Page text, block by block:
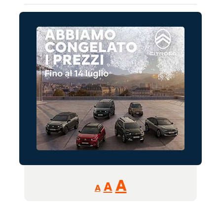
A
Reducir
tamaño
A Restablecer
AAumentar